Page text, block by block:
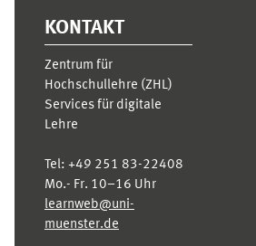
KONTAKT
Zentrum für
Hochschullehre (ZHL)
Services für digitale
Lehre
Tel: +49 251 83-22408
Mo.- Fr. 10–16 Uhr
learnweb@uni-
muenster.de